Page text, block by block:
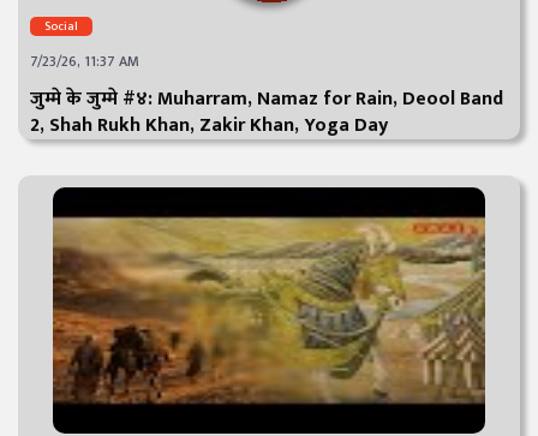
Social
7/23/26, 11:37 AM
जुम्मे के जुम्मे #४: Muharram, Namaz for Rain, Deool Band
2, Shah Rukh Khan, Zakir Khan, Yoga Day